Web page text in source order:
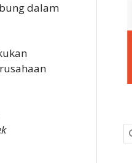
dalam